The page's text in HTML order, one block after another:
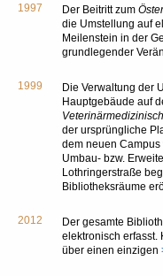
1997 Der Beitritt zum
die Umstellung auf
Meilenstein in der
grundlegender
1999
Die Verwaltung der
Hauptgebäude auf
der ursprüngliche
dem neuen
Umbau- bzw.
Lothringerstraße
Bibliotheksräume
2012
Der gesamte
elektronisch erfasst.
über einen einzigen